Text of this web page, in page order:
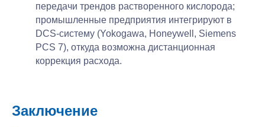
передачи трендов растворенного кислорода;
промышленные предприятия интегрируют в
DCS-систему (Yokogawa, Honeywell, Siemens
PCS 7), откуда возможна дистанционная
коррекция расхода.
Заключение
Скребковая система
Каталог
Вебинары
Контакты
Опросные листы